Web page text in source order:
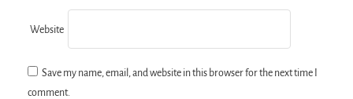
i
o
Website
Save my name, email, and website in this browser for the next time I
comment.